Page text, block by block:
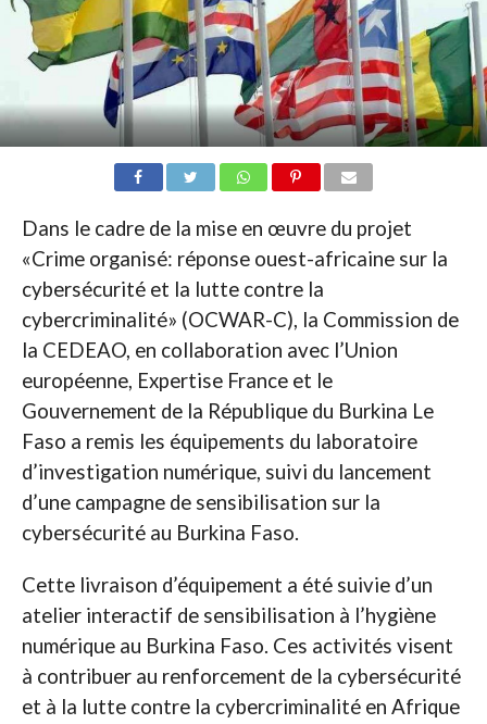
Dans le cadre de la mise en œuvre du projet
«Crime organisé: réponse ouest-africaine sur la
cybersécurité et la lutte contre la
cybercriminalité» (OCWAR-C), la Commission de
la CEDEAO, en collaboration avec l’Union
européenne, Expertise France et le
Gouvernement de la République du Burkina Le
Faso a remis les équipements du laboratoire
d’investigation numérique, suivi du lancement
d’une campagne de sensibilisation sur la
cybersécurité au Burkina Faso.
Cette livraison d’équipement a été suivie d’un
atelier interactif de sensibilisation à l’hygiène
numérique au Burkina Faso. Ces activités visent
à contribuer au renforcement de la cybersécurité
et à la lutte contre la cybercriminalité en Afrique